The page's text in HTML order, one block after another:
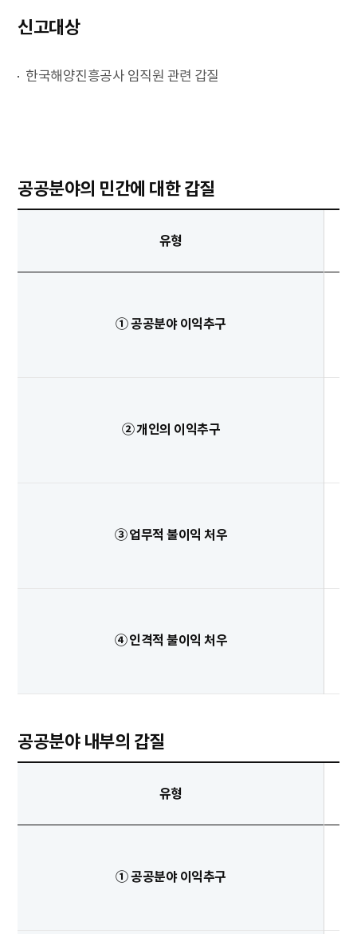
신고대상
한국해양진흥공사 임직원 관련 갑질
공공분야의 민간에 대한 갑질
유형
① 공공분야 이익추구
② 개인의 이익추구
③ 업무적 불이익 처우
④ 인격적 불이익 처우
공공분야 내부의 갑질
유형
① 공공분야 이익추구